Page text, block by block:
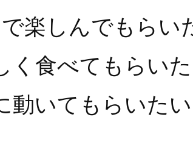
楽しんでもらい
く食べてもらい
動いてもらいた